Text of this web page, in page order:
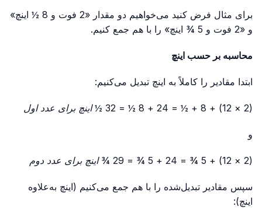
برای مثال فرض کنید می‌خواهیم دو مقدار «2 فوت و 8 ½ اینچ»
و «2 فوت و 5 ¾ اینچ» را با هم جمع کنیم.
محاسبه بر حسب اینچ
ابتدا مقادیر را کاملاً به اینچ تبدیل می‌کنیم:
(2 × 12) + 8 + ½ = 24 + 8 ½ = 32 ½ اینچ برای عدد اول
و
(2 × 12) + 5 ¾ = 24 + 5 ¾ = 29 ¾ اینچ برای عدد دوم
سپس مقادیر تبدیل‌شده را با هم جمع می‌کنیم (اینچ به‌علاوه
اینچ):